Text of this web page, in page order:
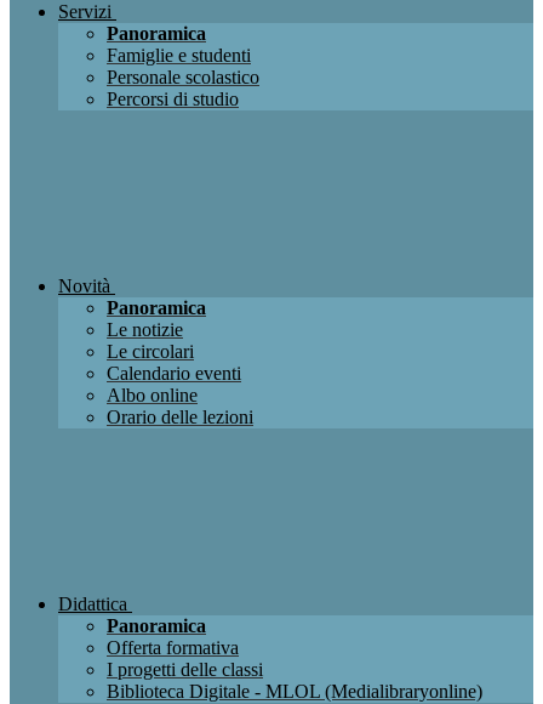
Servizi
Panoramica
Famiglie e studenti
Personale scolastico
Percorsi di studio
Novità
Panoramica
Le notizie
Le circolari
Calendario eventi
Albo online
Orario delle lezioni
Didattica
Panoramica
Offerta formativa
I progetti delle classi
Biblioteca Digitale - MLOL (Medialibraryonline)